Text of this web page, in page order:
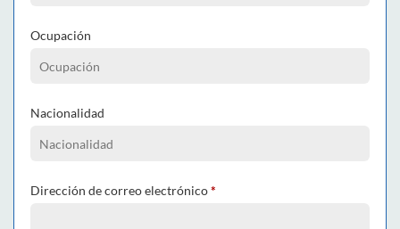
Ocupación
Nacionalidad
Dirección de correo electrónico*